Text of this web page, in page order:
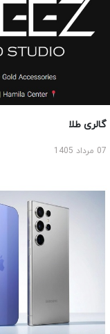
گالری طلا
07 مرداد 1405